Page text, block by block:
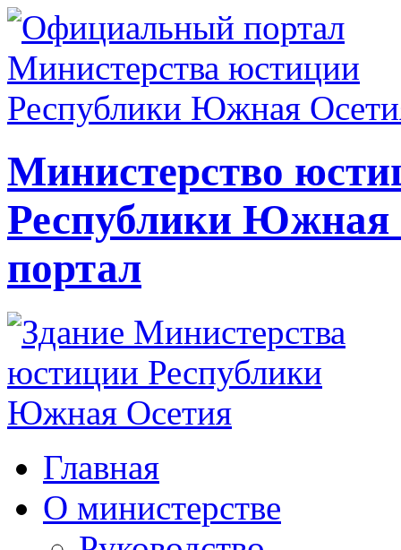
Министерство
Республики
портал
Главная
О министерстве